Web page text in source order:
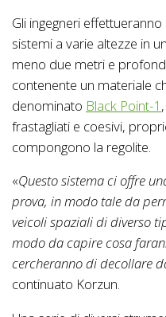
Gli ingegneri
sistemi a varie altezze in
meno due metri e
contenente un materiale
denominato Black Point-1
frastagliati e coesivi,
compongono la regolite.
«Questo sistema ci offre
prova, in modo tale da
veicoli spaziali di diverso
modo da capire cosa
cercheranno di decollare
continuato Korzun.